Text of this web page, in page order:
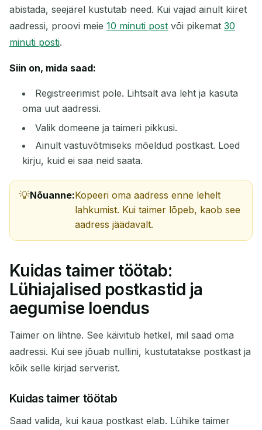
Ootame sissetulevaid e-kirju...
Värskenda
abistada, seejärel kustutab need. Kui vajad ainult kiiret
aadressi, proovi meie 10 minuti post või pikemat 30
minuti posti.
Siin on, mida saad:
Registreerimist pole. Lihtsalt ava leht ja kasuta
oma uut aadressi.
Valik domeene ja taimeri pikkusi.
Ainult vastuvõtmiseks mõeldud postkast. Loed
kirju, kuid ei saa neid saata.
Nõuanne:Kopeeri oma aadress enne lehelt
lahkumist. Kui taimer lõpeb, kaob see
aadress jäädavalt.
Kuidas taimer töötab:
Lühiajalised postkastid ja
aegumise loendus
Taimer on lihtne. See käivitub hetkel, mil saad oma
aadressi. Kui see jõuab nullini, kustutatakse postkast ja
kõik selle kirjad serverist.
Kuidas taimer töötab
Saad valida, kui kaua postkast elab. Lühike taimer